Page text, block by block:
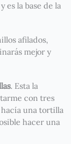
es la base de la
afilados,
mejor y
. Esta la
con tres
hacía una tortilla
hacer una